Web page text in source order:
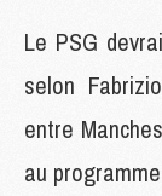
Le PSG
selon
entre
au